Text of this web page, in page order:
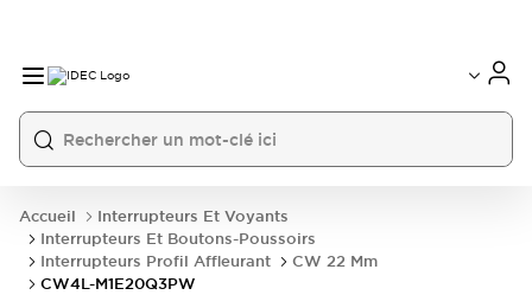
Accueil
Interrupteurs Et Voyants
Interrupteurs Et Boutons-Poussoirs
Interrupteurs Profil Affleurant
CW 22 Mm
CW4L-M1E20Q3PW